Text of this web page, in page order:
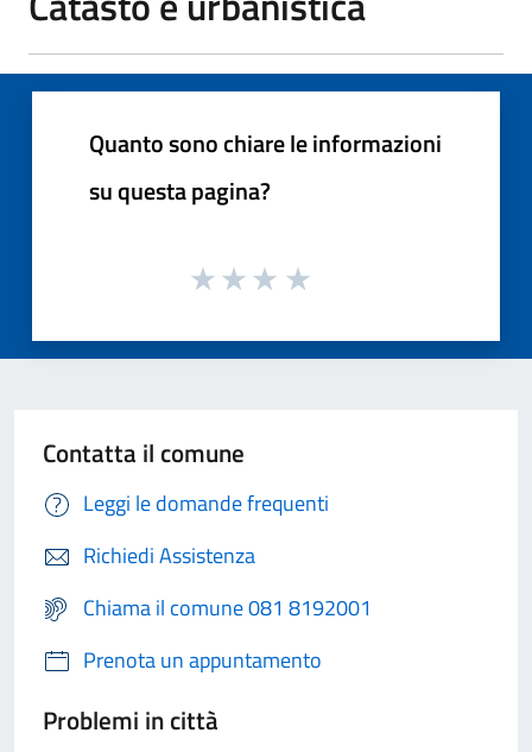
Quanto sono chiare le informazioni
su questa pagina?
Contatta il comune
Leggi le domande frequenti
Richiedi Assistenza
Chiama il comune 081 8192001
Prenota un appuntamento
Problemi in città